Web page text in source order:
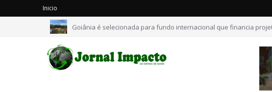
Inicio
Goiânia é selecionada para fundo internacional que financia